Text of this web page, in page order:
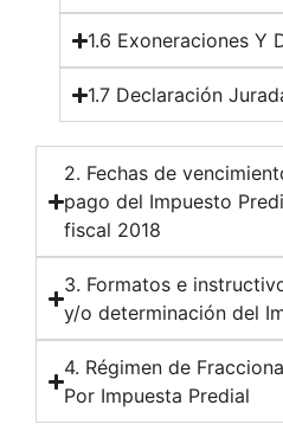
1.6 Exoneraciones Y
1.7 Declaración
2. Fechas de
pago del Impuesto
fiscal 2018
3. Formatos e
y/o determinación del
4. Régimen de
Por Impuesta Predial